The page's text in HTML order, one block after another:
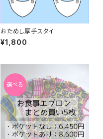
おためし厚手スタイ
¥1,800